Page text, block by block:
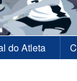
do Atleta